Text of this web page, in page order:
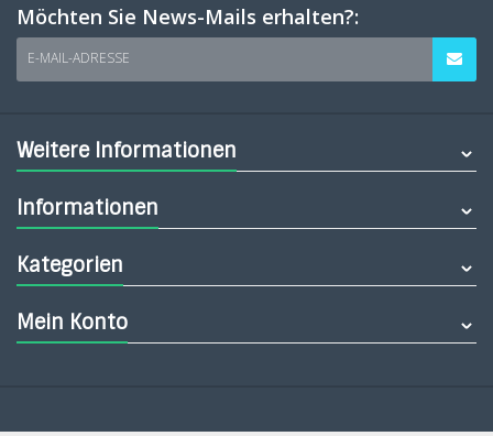
Möchten Sie News-Mails erhalten?:
E-MAIL-ADRESSE
Weitere Informationen
Informationen
Kategorien
Mein Konto